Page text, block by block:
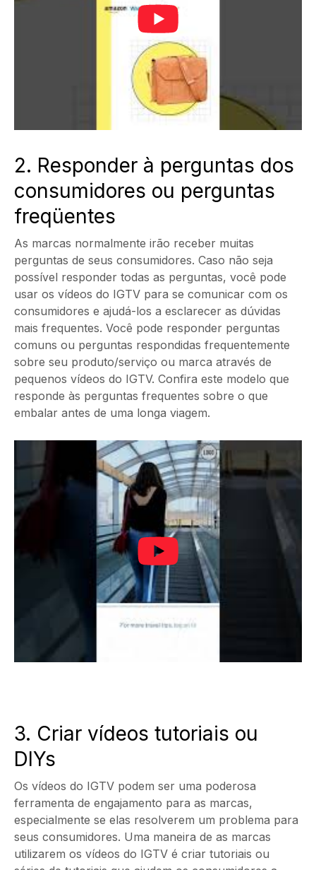
2. Responder à perguntas dos
consumidores ou perguntas
freqüentes
As marcas normalmente irão receber muitas
perguntas de seus consumidores. Caso não seja
possível responder todas as perguntas, você pode
usar os vídeos do IGTV para se comunicar com os
consumidores e ajudá-los a esclarecer as dúvidas
mais frequentes. Você pode responder perguntas
comuns ou perguntas respondidas frequentemente
sobre seu produto/serviço ou marca através de
pequenos vídeos do IGTV. Confira este modelo que
responde às perguntas frequentes sobre o que
embalar antes de uma longa viagem.
3. Criar vídeos tutoriais ou
DIYs
Os vídeos do IGTV podem ser uma poderosa
ferramenta de engajamento para as marcas,
especialmente se elas resolverem um problema para
seus consumidores. Uma maneira de as marcas
utilizarem os vídeos do IGTV é criar tutoriais ou